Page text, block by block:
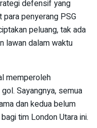
defensif yang
penyerang PSG
peluang, tak ada
lawan dalam waktu
memperoleh
Sayangnya, semua
dan kedua belum
tim London Utara ini.